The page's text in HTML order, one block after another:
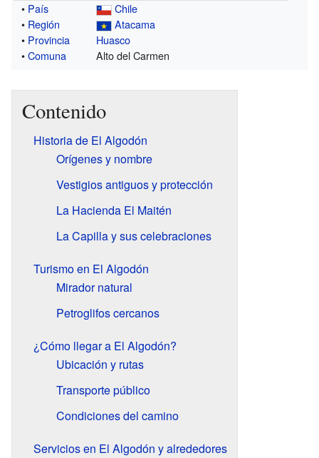
• País
Chile
• Región
Atacama
• Provincia
Huasco
•Comuna Alto del Carmen
Contenido
Historia de El Algodón
Orígenes y nombre
Vestigios antiguos y protección
La Hacienda El Maitén
La Capilla y sus celebraciones
Turismo en El Algodón
Mirador natural
Petroglifos cercanos
¿Cómo llegar a El Algodón?
Ubicación y rutas
Transporte público
Condiciones del camino
Servicios en El Algodón y alrededores